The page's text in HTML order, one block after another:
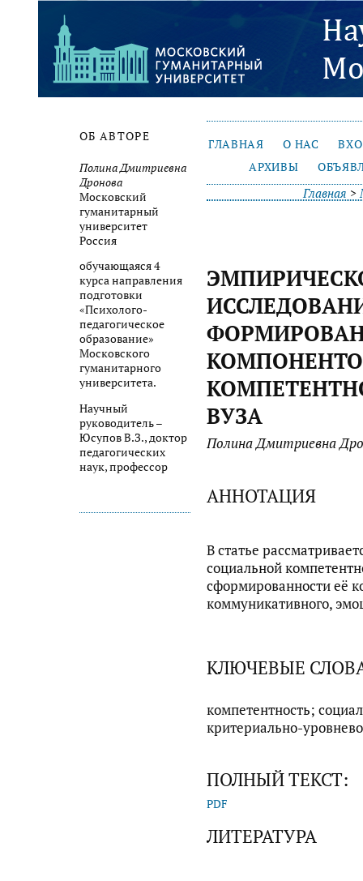
ОБ АВТОРЕ
Полина Дмитриевна
Дронова
Московский
гуманитарный
университет
Россия
обучающаяся 4
курса направления
подготовки
«Психолого-
педагогическое
образование»
Московского
гуманитарного
университета.
Научный
руководитель –
Юсупов В.З., доктор
педагогических
наук, профессор
ГЛАВНАЯ О НАС
АРХИВЫ
Главная >
ВУЗА
Полина Дмитриевна
АННОТАЦИЯ
В статье
социальной
сформированности её
коммуникативного,
КЛЮЧЕВЫЕ
компетентность;
критериально-
ПОЛНЫЙ ТЕКСТ:
PDF
ЛИТЕРАТУРА